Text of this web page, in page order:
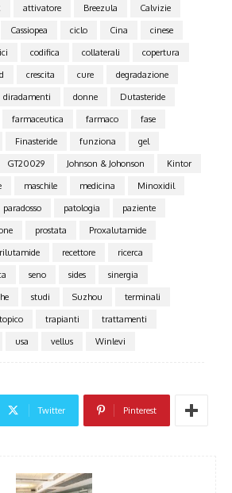
attivatore Breezula
Calvizie
Cassiopea ciclo Cina
cinese
codifica collaterali
copertura
crescita cure
degradazione
diradamenti donne
Dutasteride
farmaceutica farmaco
fase
Finasteride funziona
gel
GT20029 Johnson & Johonson
Kintor
maschile medicina
Minoxidil
paradosso patologia
paziente
prostata
Proxalutamide
recettore
ricerca
seno sides
sinergia
studi Suzhou
terminali
topico trapianti
trattamenti
usa vellus Winlevi
Twitter Pinterest